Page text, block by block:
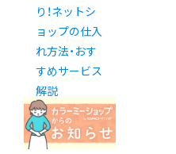
り！ネットシ
ョップの仕入
れ方法・おす
すめサービス
解説